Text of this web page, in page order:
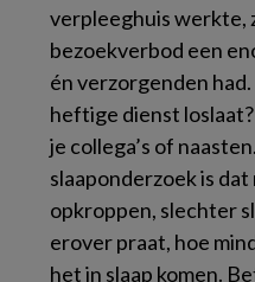
verpleeghuis werkte,
bezoekverbod een
én verzorgenden
heftige dienst
je collega’s of
slaaponderzoek is
opkroppen, slechter
erover praat, hoe
het in slaap komen.